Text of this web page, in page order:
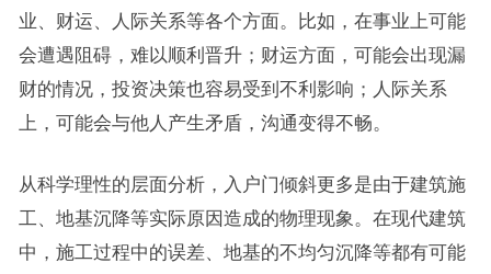
业、财运、人际关系等各个方面。比如，在事业上可能
会遭遇阻碍，难以顺利晋升；财运方面，可能会出现漏
财的情况，投资决策也容易受到不利影响；人际关系
上，可能会与他人产生矛盾，沟通变得不畅。
从科学理性的层面分析，入户门倾斜更多是由于建筑施
工、地基沉降等实际原因造成的物理现象。在现代建筑
中，施工过程中的误差、地基的不均匀沉降等都有可能